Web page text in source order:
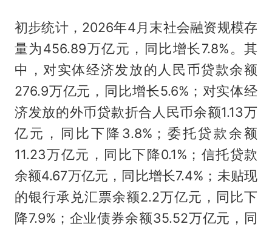
初步统计，2026年4月末社会融资规模存
量为456.89万亿元，同比增长7.8%。其
中，对实体经济发放的人民币贷款余额
276.9万亿元，同比增长5.6%；对实体经
济发放的外币贷款折合人民币余额1.13万
亿元，同比下降3.8%；委托贷款余额
11.23万亿元，同比下降0.1%；信托贷款
余额4.67万亿元，同比增长7.4%；未贴现
的银行承兑汇票余额2.2万亿元，同比下
降7.9%；企业债券余额35.52万亿元，同